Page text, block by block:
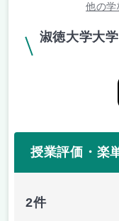
他の
淑徳大学大
授業評価・楽
2件